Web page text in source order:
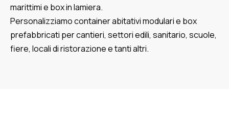
marittimi e box in lamiera.
Personalizziamo container abitativi modulari e box
prefabbricati per cantieri, settori edili, sanitario, scuole,
fiere, locali di ristorazione e tanti altri.